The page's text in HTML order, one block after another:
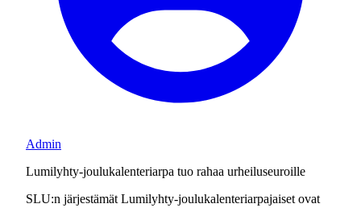
Admin
Lumilyhty-joulukalenteriarpa tuo rahaa urheiluseuroille
SLU:n järjestämät Lumilyhty-joulukalenteriarpajaiset ovat